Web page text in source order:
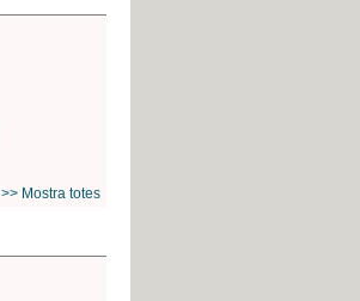
>> Mostra totes